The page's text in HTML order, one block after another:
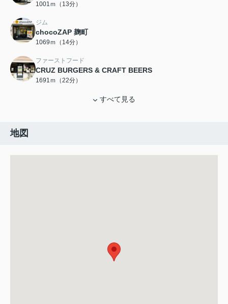
1001ｍ（13分）
ジム
chocoZAP 麹町
1069ｍ（14分）
ファーストフード
CRUZ BURGERS & CRAFT BEERS
1691ｍ（22分）
すべて見る
地図